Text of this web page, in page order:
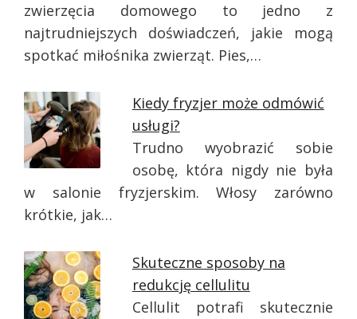
zwierzęcia domowego to jedno z
najtrudniejszych doświadczeń, jakie mogą
spotkać miłośnika zwierząt. Pies,…
Kiedy fryzjer może odmówić
usługi?
Trudno wyobrazić sobie
osobę, która nigdy nie była
w salonie fryzjerskim. Włosy zarówno
krótkie, jak…
Skuteczne sposoby na
redukcję cellulitu
Cellulit potrafi skutecznie